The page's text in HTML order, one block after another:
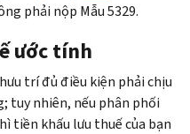
phải nộp Mẫu 5329.
ước tính
trí đủ điều kiện phải chịu
tuy nhiên, nếu phân phối
tiền khấu lưu thuế của bạn